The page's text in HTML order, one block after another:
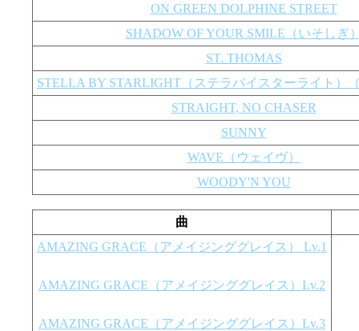
ON GREEN DOLPHINE STREET
SHADOW OF YOUR SMILE（いそしぎ
ST. THOMAS
STELLA BY STARLIGHT（ステラバイスターライト）
STRAIGHT, NO CHASER
SUNNY
WAVE（ウェイヴ）
WOODY'N YOU
曲
AMAZING GRACE（アメイジンググレイス） Lv.1
AMAZING GRACE（アメイジンググレイス）Lv.2
AMAZING GRACE（アメイジンググレイス）Lv.3